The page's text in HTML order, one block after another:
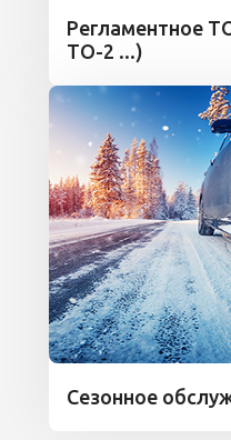
Регламентное
ТО-2 ...)
Сезонное